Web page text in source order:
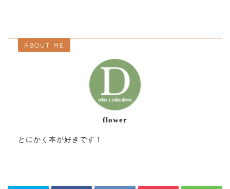
ABOUT ME
flower
とにかく本が好きです！